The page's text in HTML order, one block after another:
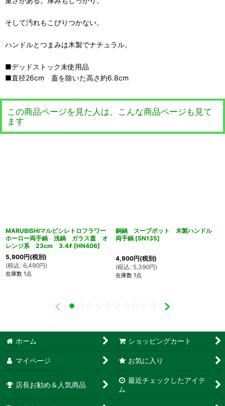
そして汚れもこびりつかない。
ハンドルとつまみは木製でナチュラル。
■デッドストック未使用品
■直径26cm 蓋を除いた高さ約6.8cm
この商品ページを見た人は、こんな商品ページも見て
ます
MARUBISHIマルビシレトロフラワー
ホーロー両手鍋 浅鍋 ガラス蓋 オ
レンジ系 23cm 3.4ℓ [HN406]
5,900円(税別)
(税込 : 6,490円)
在庫数 1点
銅鍋 スープポット 木製ハンドル
両手鍋 [SN135]
4,900円(税別)
(税込 : 5,390円)
在庫数 1点
ホーム ショッピングカート
マイページ お気に入り
店長お勧め＆人気商品
最近チェックしたアイテ
ム